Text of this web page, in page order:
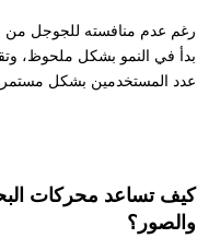
رغم عدم منافسته للجوجل من
عدد المستخدمين بشكل
كيف تساعد محركات
والصور؟